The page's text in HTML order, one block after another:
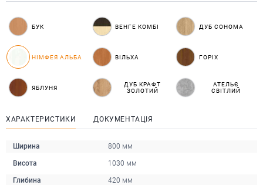
БУК ВЕНГЕ КОМБІ ДУБ СОНОМА
НІМФЕЯ АЛЬБА ВІЛЬХА ГОРІХ
ЯБЛУНЯ
ДУБ КРАФТ
ЗОЛОТИЙ
АТЕЛЬЄ
СВІТЛИЙ
ХАРАКТЕРИСТИКИ ДОКУМЕНТАЦІЯ
Ширина 800 мм
Висота 1030 мм
Глибина 420 мм